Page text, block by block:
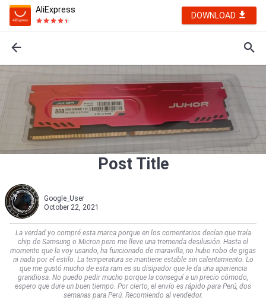
AliExpress
DOWNLOAD
Post Title
Google_User
October 22, 2021
La verdad yo compré esta marca porque en los comentarios decían que traía
chip de Samsung o Micron pero me lleve una tremenda desilusión. Hasta el
momento que la voy usando, ha funcionado de maravilla, no hubo robo de gigas
ni nada por el estilo. La temperatura se mantiene estable sin calentamiento. Lo
que me gustó mucho de esta ram es su disipador que le da una apariencia
grandiosa. No puedo pedir mucho porque la conseguí a un precio cómodo,
espero que dure un buen tiempo. Por cierto, el envío es rápido para Perú, dos
semanas para Perú. Recomiendo al vendedor.